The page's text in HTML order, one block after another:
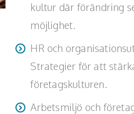
kultur där förändring
möjlighet.
HR och
Strategier för att
företagskulturen.
Arbetsmiljö och